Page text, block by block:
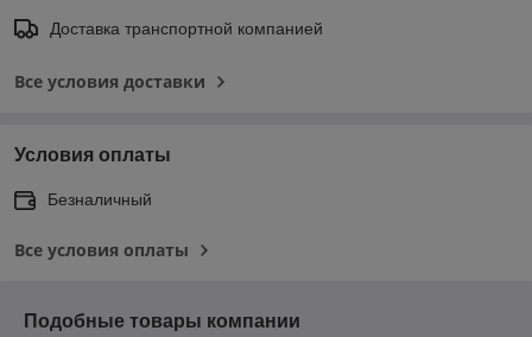
Доставка транспортной компанией
Все условия доставки
Условия оплаты
Безналичный
Все условия оплаты
Подобные товары компании